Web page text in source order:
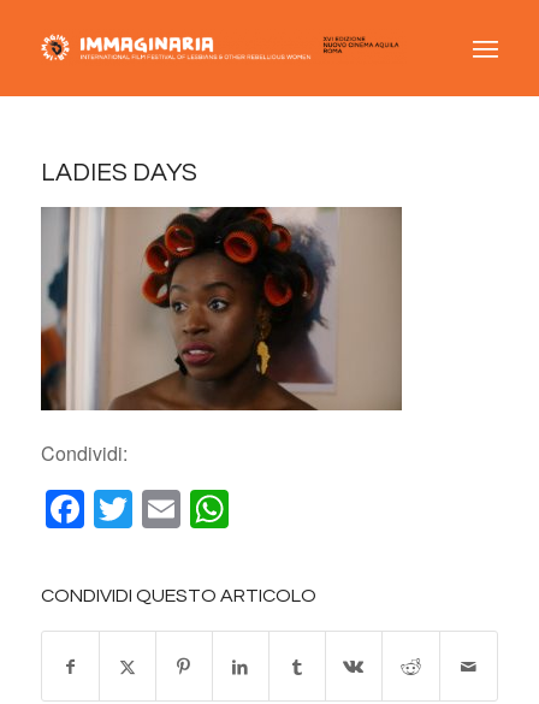
LADIES DAYS
Condividi:
Facebook
Twitter
EmailWhatsApp
CONDIVIDI QUESTO ARTICOLO